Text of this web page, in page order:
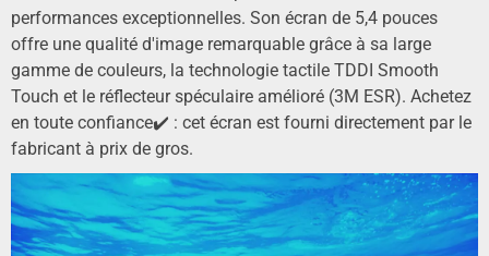
performances exceptionnelles. Son écran de 5,4 pouces
offre une qualité d'image remarquable grâce à sa large
gamme de couleurs, la technologie tactile TDDI Smooth
Touch et le réflecteur spéculaire amélioré (3M ESR). Achetez
en toute confiance✔️ : cet écran est fourni directement par le
fabricant à prix de gros.